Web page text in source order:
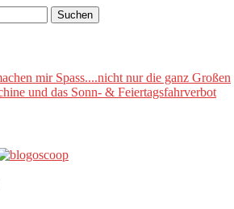
mir Spass....nicht nur die ganz Großen
und das Sonn- & Feiertagsfahrverbot